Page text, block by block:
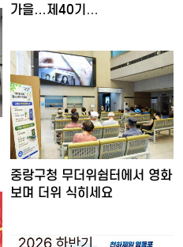
가을…제40기
중랑구청 무더위쉼터에서 영화
보며 더위 식히세요